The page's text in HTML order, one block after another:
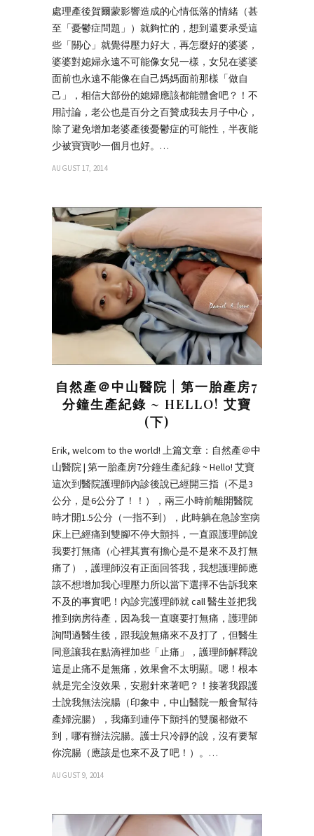
處理產後賀爾蒙影響造成的心情低落的情緒（甚
至「憂鬱症問題」）就夠忙的，想到還要承受這
些「關心」就覺得壓力好大，再怎麼好的婆婆，
婆婆對媳婦永遠不可能像女兒一樣，女兒在婆婆
面前也永遠不能像在自己媽媽面前那樣「做自
己」，相信大部份的媳婦應該都能體會吧？！不
用討論，老公也是百分之百贊成我去月子中心，
除了避免增加老婆產後憂鬱症的可能性，半夜能
少被寶寶吵一個月也好。…
AUGUST 17, 2014
自然產＠中山醫院 | 第一胎產房7
分鐘生產紀錄 ~ HELLO! 艾寶
(下)
Erik, welcom to the world! 上篇文章：自然產＠中
山醫院 | 第一胎產房7分鐘生產紀錄 ~ Hello! 艾寶
這次到醫院護理師內診後說已經開三指（不是3
公分，是6公分了！！），兩三小時前離開醫院
時才開1.5公分（一指不到），此時躺在急診室病
床上已經痛到雙腳不停大顫抖，一直跟護理師說
我要打無痛（心裡其實有擔心是不是來不及打無
痛了），護理師沒有正面回答我，我想護理師應
該不想增加我心理壓力所以當下選擇不告訴我來
不及的事實吧！內診完護理師就 call 醫生並把我
推到病房待產，因為我一直嚷要打無痛，護理師
詢問過醫生後，跟我說無痛來不及打了，但醫生
同意讓我在點滴裡加些「止痛」，護理師解釋說
這是止痛不是無痛，效果會不太明顯。嗯！根本
就是完全沒效果，安慰針來著吧？！接著我跟護
士說我無法浣腸（印象中，中山醫院一般會幫待
產婦浣腸），我痛到連停下顫抖的雙腿都做不
到，哪有辦法浣腸。護士只冷靜的說，沒有要幫
你浣腸（應該是也來不及了吧！）。…
AUGUST 9, 2014